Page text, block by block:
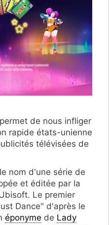
de nous infliger
rapide états-unienne
télévisées de
nom d'une série de
et éditée par la
Le premier
Dance" d'après le
éponyme de Lady